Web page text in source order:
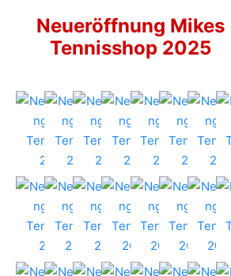
Neueröffnung Mikes
Tennisshop 2025